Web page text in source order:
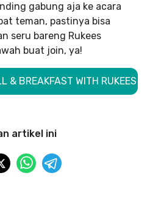
gabung aja ke acara
teman, pastinya bisa
seru bareng Rukees
buat join, ya!
& BREAKFAST WITH RUKEES
artikel ini